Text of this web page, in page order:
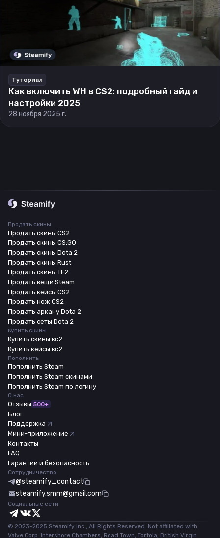
Туториал
Как включить WH в CS2: подробный гайд и
настройки 2025
28 ноября 2025 г.
Продать скины
Продать скины CS2
Продать скины CS:GO
Продать скины Dota 2
Продать скины Rust
Продать скины TF2
Продать вещи Steam
Продать кейсы CS2
Продать нож CS2
Продать аркану Dota 2
Продать сеты Dota 2
Купить скины
Купить скины кс2
Купить кейсы кс2
Пополнить
Пополнить Steam
Пополнить Steam скинами
Пополнить Steam по логину
О нас
Отзывы 500+
Блог
Поддержка
Мини-приложение
Контакты
FAQ
Гарантии и безопасность
Сотрудничество
@steamify_contact
steamify.smm@gmail.com
Социальные сети
© 2023-2025 Steamify Inc., All Rights Reserved. Not affiliated with
Valve Corp. Intershore Chambers, Road Town, Tortola, British Virgin